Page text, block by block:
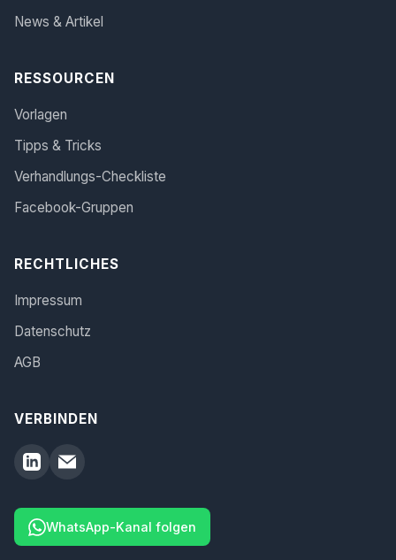
News & Artikel
RESSOURCEN
Vorlagen
Tipps & Tricks
Verhandlungs-Checkliste
Facebook-Gruppen
RECHTLICHES
Impressum
Datenschutz
AGB
VERBINDEN
WhatsApp-Kanal folgen